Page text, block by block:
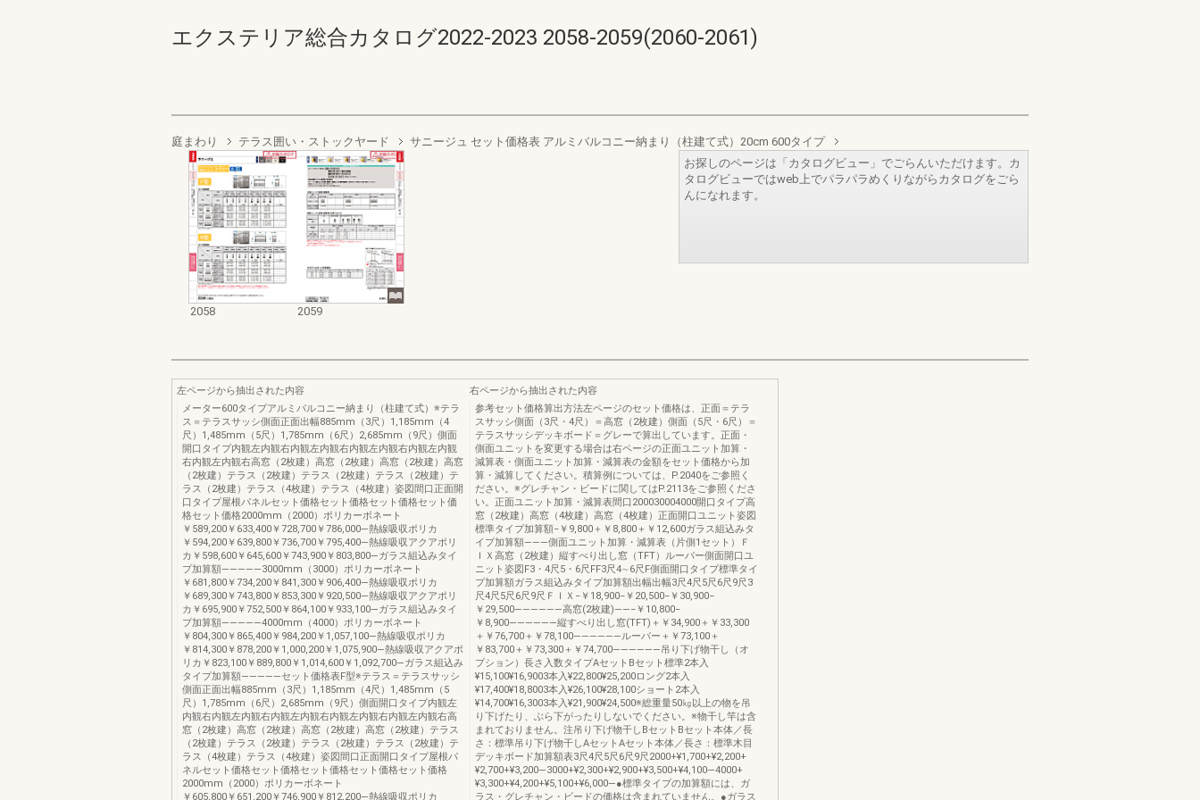
エクステリア総合カタログ2022-2023 2058-2059(2060-2061)
庭まわり テラス囲い・ストックヤード サニージュ セット価格表 アルミバルコニー納まり（柱建て式）20cm 600タイプ
2058 2059
お探しのページは「カタログビュー」でごらんいただけます。カ
タログビューではweb上でパラパラめくりながらカタログをごら
んになれます。
左ページから抽出された内容
メーター600タイプアルミバルコニー納まり（柱建て式）※テラ
ス＝テラスサッシ側面正面出幅885mm（3尺）1,185mm（4
尺）1,485mm（5尺）1,785mm（6尺）2,685mm（9尺）側面
開口タイプ内観左内観右内観左内観右内観左内観右内観左内観
右内観左内観右高窓（2枚建）高窓（2枚建）高窓（2枚建）高窓
（2枚建）テラス（2枚建）テラス（2枚建）テラス（2枚建）テ
ラス（2枚建）テラス（4枚建）テラス（4枚建）姿図間口正面開
口タイプ屋根パネルセット価格セット価格セット価格セット価
格セット価格2000mm（2000）ポリカーボネート
￥589,200￥633,400￥728,700￥786,000―熱線吸収ポリカ
￥594,200￥639,800￥736,700￥795,400―熱線吸収アクアポリ
カ￥598,600￥645,600￥743,900￥803,800―ガラス組込みタイ
プ加算額―――――3000mm（3000）ポリカーボネート
￥681,800￥734,200￥841,300￥906,400―熱線吸収ポリカ
￥689,300￥743,800￥853,300￥920,500―熱線吸収アクアポリ
カ￥695,900￥752,500￥864,100￥933,100―ガラス組込みタイ
プ加算額―――――4000mm（4000）ポリカーボネート
￥804,300￥865,400￥984,200￥1,057,100―熱線吸収ポリカ
￥814,300￥878,200￥1,000,200￥1,075,900―熱線吸収アクアポ
リカ￥823,100￥889,800￥1,014,600￥1,092,700―ガラス組込み
タイプ加算額―――――セット価格表F型※テラス＝テラスサッシ
側面正面出幅885mm（3尺）1,185mm（4尺）1,485mm（5
尺）1,785mm（6尺）2,685mm（9尺）側面開口タイプ内観左
内観右内観左内観右内観左内観右内観左内観右内観左内観右高
窓（2枚建）高窓（2枚建）高窓（2枚建）高窓（2枚建）テラス
（2枚建）テラス（2枚建）テラス（2枚建）テラス（2枚建）テ
ラス（4枚建）テラス（4枚建）姿図間口正面開口タイプ屋根パ
ネルセット価格セット価格セット価格セット価格セット価格
2000mm（2000）ポリカーボネート
￥605,800￥651,200￥746,900￥812,200―熱線吸収ポリカ
右ページから抽出された内容
参考セット価格算出方法左ページのセット価格は、正面＝テラ
スサッシ側面（3尺・4尺）＝高窓（2枚建）側面（5尺・6尺）＝
テラスサッシデッキボード＝グレーで算出しています。正面・
側面ユニットを変更する場合は右ページの正面ユニット加算・
減算表・側面ユニット加算・減算表の金額をセット価格から加
算・減算してください。積算例については、P.2040をご参照く
ださい。※グレチャン・ビードに関してはP.2113をご参照くださ
い。正面ユニット加算・減算表間口200030004000開口タイプ高
窓（2枚建）高窓（4枚建）高窓（4枚建）正面開口ユニット姿図
標準タイプ加算額−￥9,800＋￥8,800＋￥12,600ガラス組込みタ
イプ加算額―――側面ユニット加算・減算表（片側1セット）Ｆ
ＩＸ高窓（2枚建）縦すべり出し窓（TFT）ルーバー側面開口ユ
ニット姿図F3・4尺5・6尺FF3尺4∼6尺F側面開口タイプ標準タイ
プ加算額ガラス組込みタイプ加算額出幅出幅3尺4尺5尺6尺9尺3
尺4尺5尺6尺9尺ＦＩＸ−￥18,900−￥20,500−￥30,900−
￥29,500――――――高窓(2枚建)――−￥10,800−
￥8,900――――――縦すべり出し窓(TFT)＋￥34,900＋￥33,300
＋￥76,700＋￥78,100――――――ルーバー＋￥73,100＋
￥83,700＋￥73,300＋￥74,700――――――吊り下げ物干し（オ
プション）長さ入数タイプAセットBセット標準2本入
¥15,100¥16,9003本入¥22,800¥25,200ロング2本入
¥17,400¥18,8003本入¥26,100¥28,100ショート2本入
¥14,700¥16,3003本入¥21,900¥24,500※総重量50㎏以上の物を吊
り下げたり、ぶら下がったりしないでください。※物干し竿は含
まれておりません。注吊り下げ物干しBセットBセット本体／長
さ：標準吊り下げ物干しAセットAセット本体／長さ：標準木目
デッキボード加算額表3尺4尺5尺6尺9尺2000+¥1,700+¥2,200+
¥2,700+¥3,200―3000+¥2,300+¥2,900+¥3,500+¥4,100―4000+
¥3,300+¥4,200+¥5,100+¥6,000―●標準タイプの加算額には、ガ
ラス・グレチャン・ビードの価格は含まれていません。●ガラス